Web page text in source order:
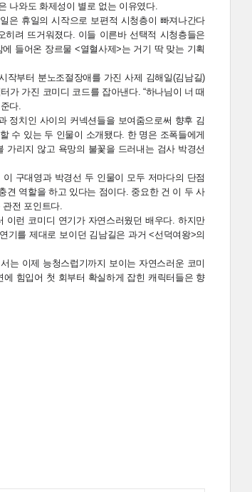
나와도 화제성이 별로 없는 이유였다.
은 휴일의 시작으로 보편적 시청층이 빠져나간다
려 뜨거워졌다. 이들 이른바 선택적 시청층들은
들어온 장르물 <열혈사제>는 거기 딱 맞는 기획
부터 분노조절장애를 가진 사제 김해일(김남길)
가 가진 코미디 코드를 잡아낸다. “하나님이 너 때
다.
정치인 사이의 커넥션들을 보여줌으로써 향후 김
수 있는 두 인물이 소개됐다. 한 명은 조폭들에게
리지 않고 욕망의 불꽃을 드러내는 검사 박경선
구대영과 박경선 두 인물이 모두 저마다의 단점
견 역할을 하고 있다는 점이다. 중요한 건 이 두 사
전 포인트다.
이런 코미디 연기가 자연스러웠던 배우다. 하지만
기를 제대로 보이던 김남길은 과거 <선덕여왕>의
는 이제 능청스럽기까지 보이는 자연스러운 코미
힘입어 첫 회부터 확실하게 잡힌 캐릭터들은 향